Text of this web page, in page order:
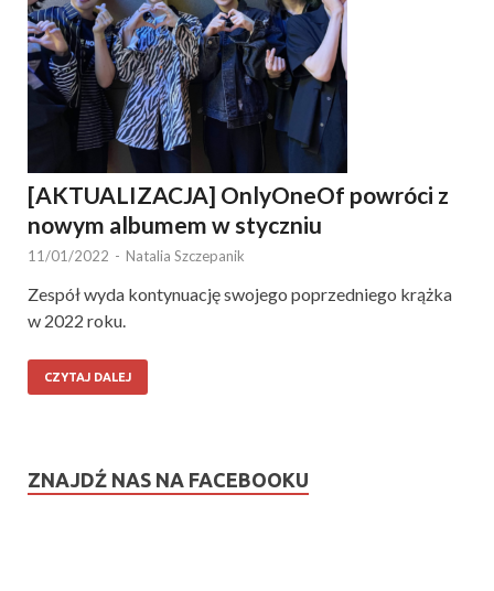
[AKTUALIZACJA] OnlyOneOf powróci z
nowym albumem w styczniu
11/01/2022 - Natalia Szczepanik
Zespół wyda kontynuację swojego poprzedniego krążka
w 2022 roku.
CZYTAJ DALEJ
ZNAJDŹ NAS NA FACEBOOKU